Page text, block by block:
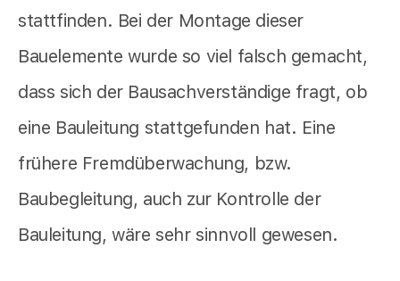
stattfinden. Bei der Montage dieser
Bauelemente wurde so viel falsch gemacht,
dass sich der Bausachverständige fragt, ob
eine Bauleitung stattgefunden hat. Eine
frühere Fremdüberwachung, bzw.
Baubegleitung, auch zur Kontrolle der
Bauleitung, wäre sehr sinnvoll gewesen.